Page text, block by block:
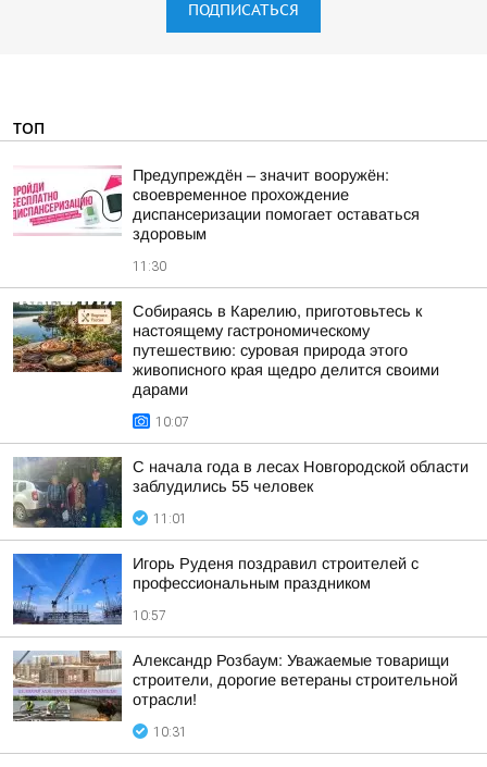
ПОДПИСАТЬСЯ
ТОП
Предупреждён – значит вооружён:
своевременное прохождение
диспансеризации помогает оставаться
здоровым
11:30
Собираясь в Карелию, приготовьтесь к
настоящему гастрономическому
путешествию: суровая природа этого
живописного края щедро делится своими
дарами
10:07
С начала года в лесах Новгородской области
заблудились 55 человек
11:01
Игорь Руденя поздравил строителей с
профессиональным праздником
10:57
Александр Розбаум: Уважаемые товарищи
строители, дорогие ветераны строительной
отрасли!
10:31